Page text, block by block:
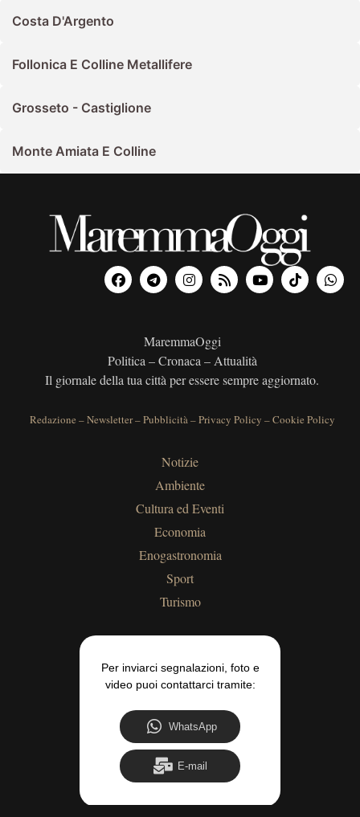
Costa D'Argento
Follonica E Colline Metallifere
Grosseto - Castiglione
Monte Amiata E Colline
MaremmaOggi
Politica – Cronaca – Attualità
Il giornale della tua città per essere sempre aggiornato.
Redazione –Newsletter–Pubblicità–Privacy Policy –Cookie Policy
Notizie
Ambiente
Cultura ed Eventi
Economia
Enogastronomia
Sport
Turismo
Per inviarci segnalazioni, foto e
video puoi contattarci tramite:
WhatsApp
E-mail